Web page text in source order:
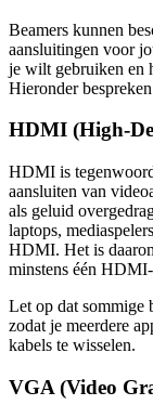
Beamers kunnen
aansluitingen voor
je wilt gebruiken en
Hieronder
HDMI (High-
HDMI is
aansluiten van
als geluid
laptops,
HDMI. Het is
minstens één
Let op dat sommige
zodat je meerdere
kabels te wisselen.
VGA (Video